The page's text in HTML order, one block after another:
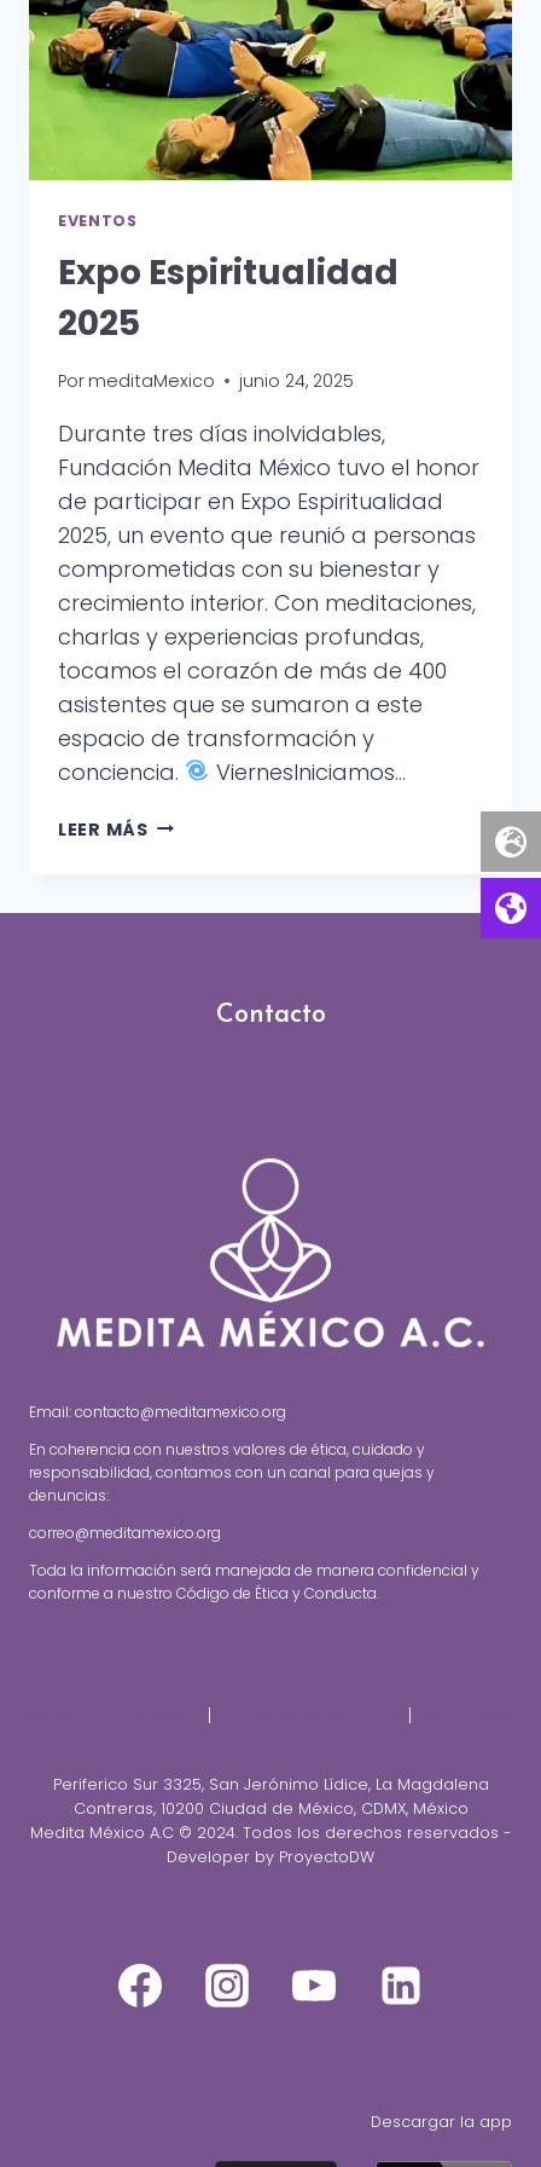
EVENTOS
Expo Espiritualidad
2025
Por meditaMexico junio 24, 2025
Durante tres días inolvidables,
Fundación Medita México tuvo el honor
de participar en Expo Espiritualidad
2025, un evento que reunió a personas
comprometidas con su bienestar y
crecimiento interior. Con meditaciones,
charlas y experiencias profundas,
tocamos el corazón de más de 400
asistentes que se sumaron a este
espacio de transformación y
conciencia.
ViernesIniciamos…
LEER MÁSEXPO
Contacto
Email: contacto@meditamexico.org
En coherencia con nuestros valores de ética, cuidado y
responsabilidad, contamos con un canal para quejas y
denuncias:
correo@meditamexico.org
Toda la información será manejada de manera confidencial y
conforme a nuestro Código de Ética y Conducta.
| |
Periferico Sur 3325, San Jerónimo Lídice, La Magdalena
Contreras, 10200 Ciudad de México, CDMX, México
Medita México A.C © 2024. Todos los derechos reservados -
Developer by ProyectoDW
Descargar la app